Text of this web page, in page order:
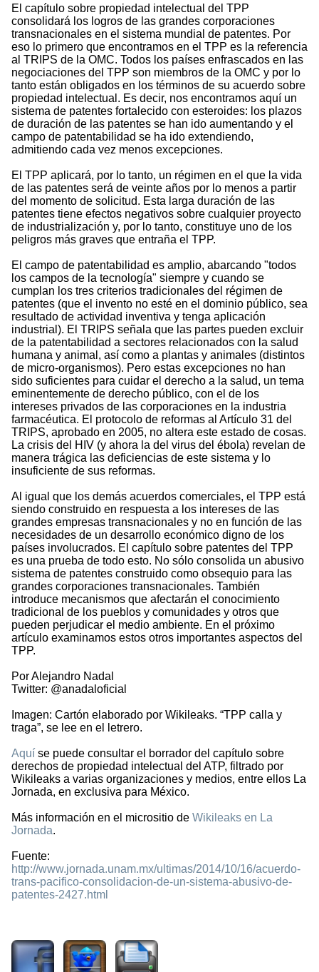
El capítulo sobre propiedad intelectual del TPP
consolidará los logros de las grandes corporaciones
transnacionales en el sistema mundial de patentes. Por
eso lo primero que encontramos en el TPP es la referencia
al TRIPS de la OMC. Todos los países enfrascados en las
negociaciones del TPP son miembros de la OMC y por lo
tanto están obligados en los términos de su acuerdo sobre
propiedad intelectual. Es decir, nos encontramos aquí un
sistema de patentes fortalecido con esteroides: los plazos
de duración de las patentes se han ido aumentando y el
campo de patentabilidad se ha ido extendiendo,
admitiendo cada vez menos excepciones.
El TPP aplicará, por lo tanto, un régimen en el que la vida
de las patentes será de veinte años por lo menos a partir
del momento de solicitud. Esta larga duración de las
patentes tiene efectos negativos sobre cualquier proyecto
de industrialización y, por lo tanto, constituye uno de los
peligros más graves que entraña el TPP.
El campo de patentabilidad es amplio, abarcando "todos
los campos de la tecnología" siempre y cuando se
cumplan los tres criterios tradicionales del régimen de
patentes (que el invento no esté en el dominio público, sea
resultado de actividad inventiva y tenga aplicación
industrial). El TRIPS señala que las partes pueden excluir
de la patentabilidad a sectores relacionados con la salud
humana y animal, así como a plantas y animales (distintos
de micro-organismos). Pero estas excepciones no han
sido suficientes para cuidar el derecho a la salud, un tema
eminentemente de derecho público, con el de los
intereses privados de las corporaciones en la industria
farmacéutica. El protocolo de reformas al Artículo 31 del
TRIPS, aprobado en 2005, no altera este estado de cosas.
La crisis del HIV (y ahora la del virus del ébola) revelan de
manera trágica las deficiencias de este sistema y lo
insuficiente de sus reformas.
Al igual que los demás acuerdos comerciales, el TPP está
siendo construido en respuesta a los intereses de las
grandes empresas transnacionales y no en función de las
necesidades de un desarrollo económico digno de los
países involucrados. El capítulo sobre patentes del TPP
es una prueba de todo esto. No sólo consolida un abusivo
sistema de patentes construido como obsequio para las
grandes corporaciones transnacionales. También
introduce mecanismos que afectarán el conocimiento
tradicional de los pueblos y comunidades y otros que
pueden perjudicar el medio ambiente. En el próximo
artículo examinamos estos otros importantes aspectos del
TPP.
Por Alejandro Nadal
Twitter: @anadaloficial
Imagen: Cartón elaborado por Wikileaks. “TPP calla y
traga”, se lee en el letrero.
Aquí se puede consultar el borrador del capítulo sobre
derechos de propiedad intelectual del ATP, filtrado por
Wikileaks a varias organizaciones y medios, entre ellos La
Jornada, en exclusiva para México.
Más información en el micrositio de Wikileaks en La
Jornada.
Fuente:
http://www.jornada.unam.mx/ultimas/2014/10/16/acuerdo-
trans-pacifico-consolidacion-de-un-sistema-abusivo-de-
patentes-2427.html